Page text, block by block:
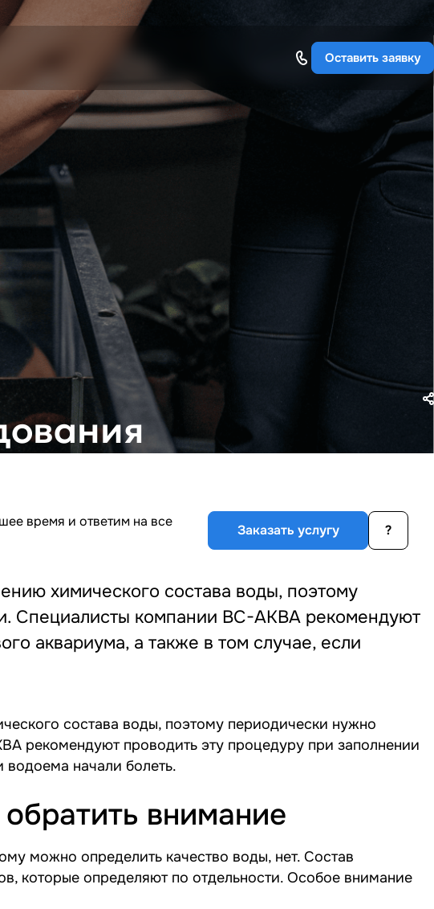
Оставить заявку
время и ответим на все
Заказать услугу ?
химического состава воды, поэтому
Специалисты компании ВС-АКВА рекомендуют
аквариума, а также в том случае, если
состава воды, поэтому периодически нужно
рекомендуют проводить эту процедуру при заполнении
водоема начали болеть.
внимание
можно определить качество воды, нет. Состав
которые определяют по отдельности. Особое внимание